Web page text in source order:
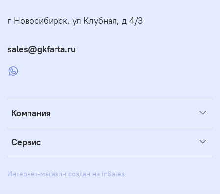
Компания
Сервис
г Новосибирск, ул Клубная, д 4/3
sales@gkfarta.ru
Интернет-магазин создан на inSales